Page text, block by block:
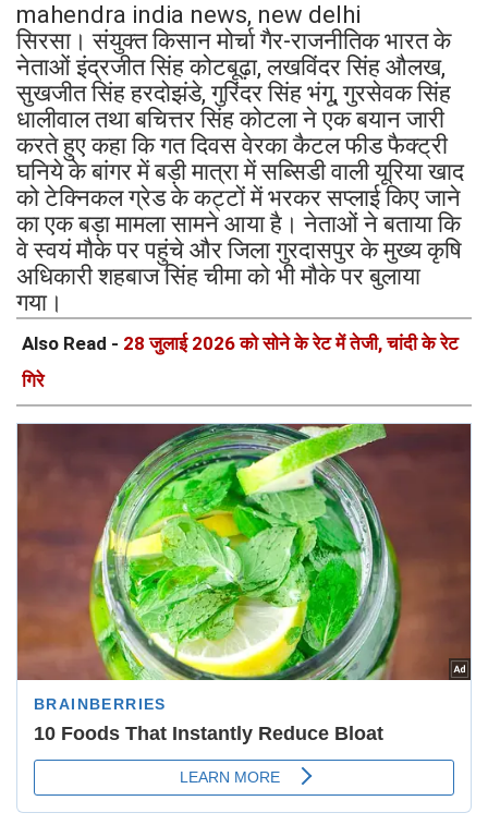
mahendra india news, new delhi
सिरसा। संयुक्त किसान मोर्चा गैर-राजनीतिक भारत के
नेताओं इंद्रजीत सिंह कोटबूढ़ा, लखविंदर सिंह औलख,
सुखजीत सिंह हरदोझंडे, गुरिंदर सिंह भंगू, गुरसेवक सिंह
धालीवाल तथा बचित्तर सिंह कोटला ने एक बयान जारी
करते हुए कहा कि गत दिवस वेरका कैटल फीड फैक्ट्री
घनिये के बांगर में बड़ी मात्रा में सब्सिडी वाली यूरिया खाद
को टेक्निकल ग्रेड के कट्टों में भरकर सप्लाई किए जाने
का एक बड़ा मामला सामने आया है। नेताओं ने बताया कि
वे स्वयं मौके पर पहुंचे और जिला गुरदासपुर के मुख्य कृषि
अधिकारी शहबाज सिंह चीमा को भी मौके पर बुलाया
गया।
Also Read - 28 जुलाई 2026 को सोने के रेट में तेजी, चांदी के रेट
गिरे